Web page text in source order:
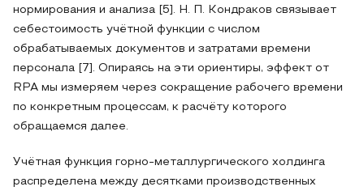
нормирования и анализа [5]. Н. П. Кондраков связывает
себестоимость учётной функции с числом
обрабатываемых документов и затратами времени
персонала [7]. Опираясь на эти ориентиры, эффект от
RPA мы измеряем через сокращение рабочего времени
по конкретным процессам, к расчёту которого
обращаемся далее.
Учётная функция горно-металлургического холдинга
распределена между десятками производственных